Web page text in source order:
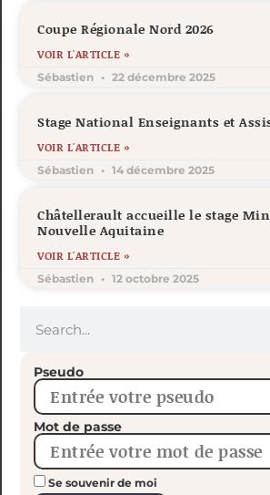
Coupe Régionale Nord 2026
VOIR L'ARTICLE »
Sébastien 22 décembre 2025
Stage National Enseignants et
VOIR L'ARTICLE »
Sébastien 14 décembre 2025
Châtellerault accueille le stage
Nouvelle Aquitaine
VOIR L'ARTICLE »
Sébastien 12 octobre 2025
Pseudo
Mot de passe
Se souvenir de moi